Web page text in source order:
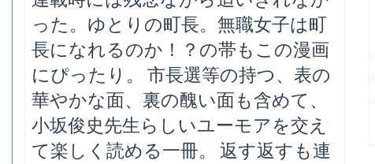
った。ゆとりの町長。無職女子は町
長になれるのか！？の帯もこの漫画
にぴったり。 市長選等の持つ、表の
華やかな面、裏の醜い面も含めて、
小坂俊史先生らしいユーモアを交え
て楽しく読める一冊。 返す返すも連